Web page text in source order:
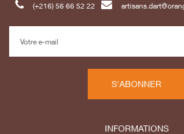
(+216) 56 66 52 22
S'ABONNER
INFORMATIONS